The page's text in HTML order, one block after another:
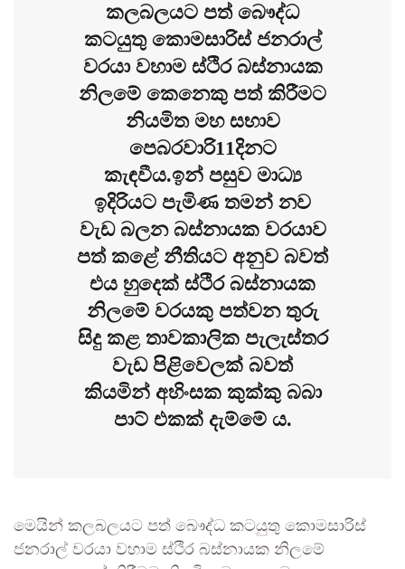
කලබලයට පත් බෞද්ධ
කටයුතු කොමසාරිස් ජනරාල්
වරයා වහාම ස්ථිර බස්නායක
නිලමේ කෙනෙකු පත් කිරීමට
නියමිත මහ සභාව
පෙබරවාරි11දිනට
කැඳවීය.ඉන් පසුව මාධ්‍ය
ඉදිරියට පැමිණ තමන් නව
වැඩ බලන බස්නායක වරයාව
පත් කළේ නීතියට අනුව බවත්
එය හුදෙක් ස්ථිර බස්නායක
නිලමේ වරයකු පත්වන තුරු
සිදු කළ තාවකාලික පැලැස්තර
වැඩ පිළිවෙලක් බවත්
කියමින් අහිංසක කුක්කු බබා
පාට් එකක් දැම්මේ ය.
මෙයින් කලබලයට පත් බෞද්ධ කටයුතු කොමසාරිස්
ජනරාල් වරයා වහාම ස්ථිර බස්නායක නිලමේ